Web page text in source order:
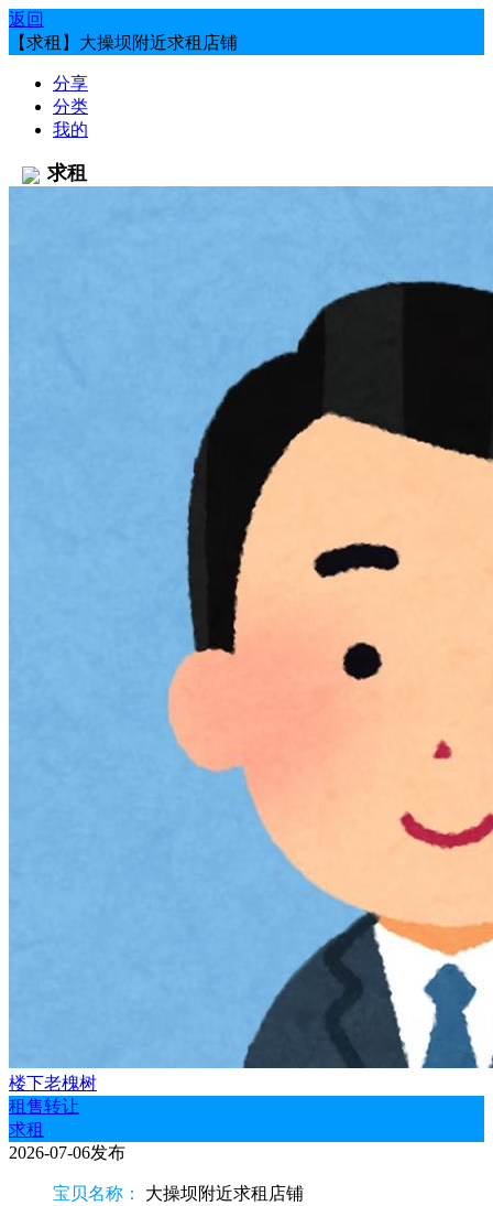
返回
【求租】大操坝附近求租店铺
分享
分类
我的
求租
楼下老槐树
租售转让
求租
2026-07-06发布
宝贝名称：
大操坝附近求租店铺